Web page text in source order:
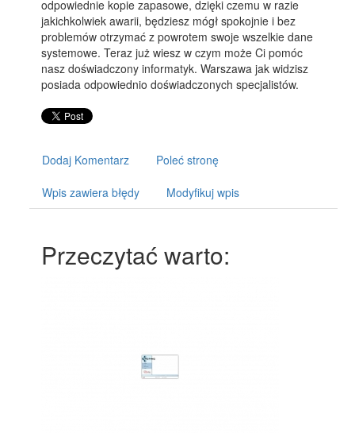
odpowiednie kopie zapasowe, dzięki czemu w razie
jakichkolwiek awarii, będziesz mógł spokojnie i bez
problemów otrzymać z powrotem swoje wszelkie dane
systemowe. Teraz już wiesz w czym może Ci pomóc
nasz doświadczony informatyk. Warszawa jak widzisz
posiada odpowiednio doświadczonych specjalistów.
Dodaj Komentarz Poleć stronę
Wpis zawiera błędy Modyfikuj wpis
Przeczytać warto: